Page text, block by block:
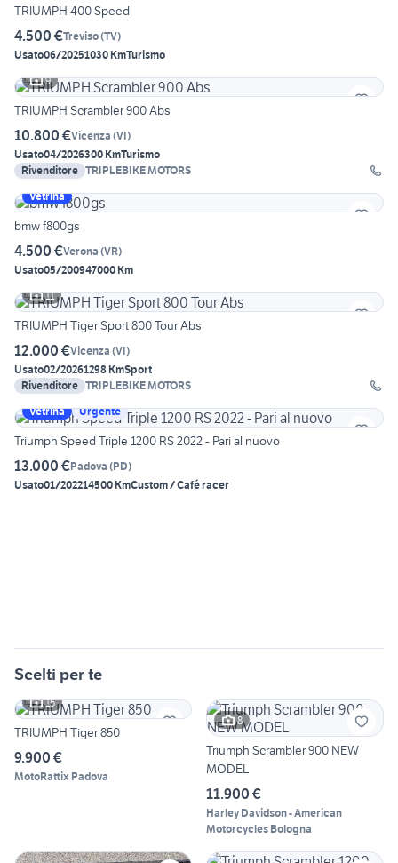
TRIUMPH 400 Speed
4.500 €Treviso(TV)
Usato06/20251030 KmTurismo
9
TRIUMPH Scrambler 900 Abs
10.800 €Vicenza (VI)
Usato04/2026300 KmTurismo
Rivenditore
TRIPLEBIKE MOTORS
Vetrina
bmw f800gs
4.500 €Verona (VR)
Usato05/200947000 Km
11
TRIUMPH Tiger Sport 800 Tour Abs
12.000 €Vicenza (VI)
Usato02/20261298 KmSport
Rivenditore
TRIPLEBIKE MOTORS
Vetrina
Urgente
Triumph Speed Triple 1200 RS 2022 - Pari al nuovo
13.000 €Padova (PD)
Usato01/202214500 KmCustom / Café racer
Scelti per te
15
TRIUMPH Tiger 850
9.900 €
MotoRattix Padova
8
Triumph Scrambler 900 NEW
MODEL
11.900 €
Harley Davidson - American
Motorcycles Bologna